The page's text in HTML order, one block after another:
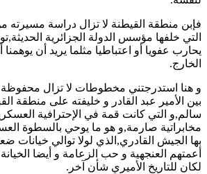
فإبن منطقة القيطنة لا تزال دراسة
التي خلفها مؤسس الدولة الجزائرية
يحارب عفويا أو اعتباطيا مثلما يريد أن
الخارج.
و هنا استدرجتني مخطوطات لا تزال محفوظة
بين الأمير عبد القادر و خليفته على منطقة
سالم,و التي كانت قمة في الإحترافية
مخابراتية صارمة,و هو ما يوحي بالسطوة
بها الجيش القادري,الذي لولا توالي خيانات
أعمتهم العنجهية و حب الزعامة و أيضا
لكان للتاريخ الأميري شأن آخر.